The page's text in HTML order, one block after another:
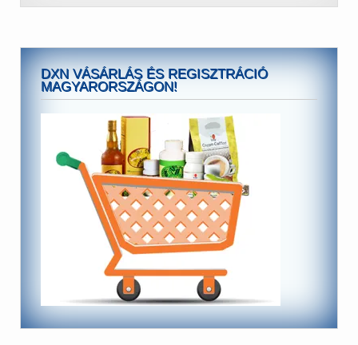
nem gyógyszerek és nem
DXN VÁSÁRLÁS ÉS REGISZTRÁCIÓ
MAGYARORSZÁGON!